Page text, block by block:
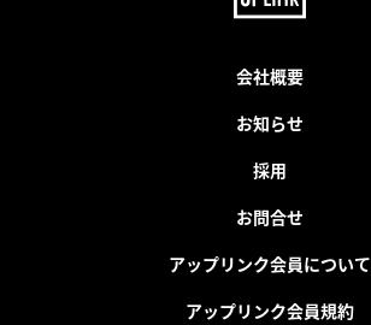
会社概要
お知らせ
採用
お問合せ
アップリンク会員について
アップリンク会員規約